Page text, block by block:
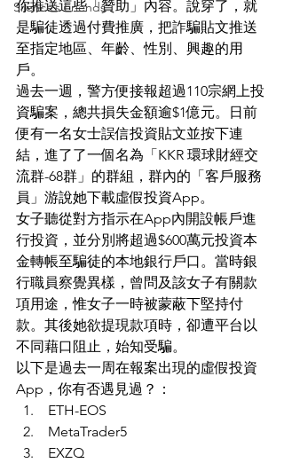
Silence’s Friends
你推送這些「贊助」內容。說穿了，就
是騙徒透過付費推廣，把詐騙貼文推送
至指定地區、年齡、性別、興趣的用
戶。
過去一週，警方便接報超過110宗網上投
資騙案，總共損失金額逾$1億元。日前
便有一名女士誤信投資貼文並按下連
結，進了了一個名為「KKR 環球財經交
流群-68群」的群組，群內的「客戶服務
員」游說她下載虛假投資App。
女子聽從對方指示在App內開設帳戶進
行投資，並分別將超過$600萬元投資本
金轉帳至騙徒的本地銀行戶口。當時銀
行職員察覺異樣，曾問及該女子有關款
項用途，惟女子一時被蒙蔽下堅持付
款。其後她欲提現款項時，卻遭平台以
不同藉口阻止，始知受騙。
以下是過去一周在報案出現的虛假投資
App，你有否遇見過？：
ETH-EOS
MetaTrader5
EXZQ